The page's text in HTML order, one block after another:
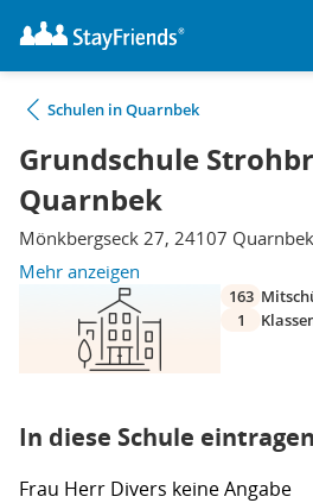
Schulen in Quarnbek
Grundschule
Quarnbek
Mönkbergseck 27, 24107 Quarnbek
Mehr anzeigen
163
1
In diese Schule eintragen
Frau Herr Divers keine Angabe